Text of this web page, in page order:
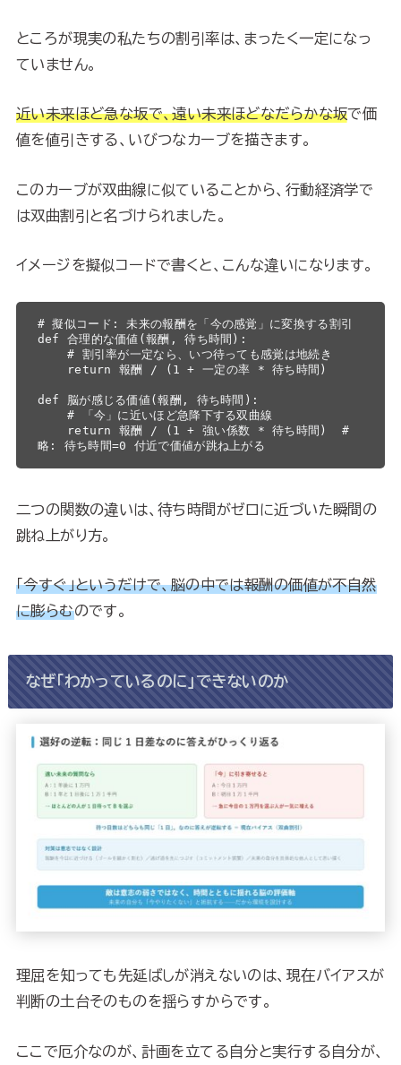
ところが現実の私たちの割引率は、まったく一定になっ
ていません。
近い未来ほど急な坂で、遠い未来ほどなだらかな坂で価
値を値引きする、いびつなカーブを描きます。
このカーブが双曲線に似ていることから、行動経済学で
は双曲割引と名づけられました。
イメージを擬似コードで書くと、こんな違いになります。
# 擬似コード: 未来の報酬を「今の感覚」に変換する割引
def 合理的な価値(報酬, 待ち時間):
def 脳が感じる価値(報酬, 待ち時間):
略: 待ち時間=0 付近で価値が跳ね上がる
二つの関数の違いは、待ち時間がゼロに近づいた瞬間の
跳ね上がり方。
「今すぐ」というだけで、脳の中では報酬の価値が不自然
に膨らむのです。
なぜ「わかっているのに」できないのか
理屈を知っても先延ばしが消えないのは、現在バイアスが
判断の土台そのものを揺らすからです。
ここで厄介なのが、計画を立てる自分と実行する自分が、